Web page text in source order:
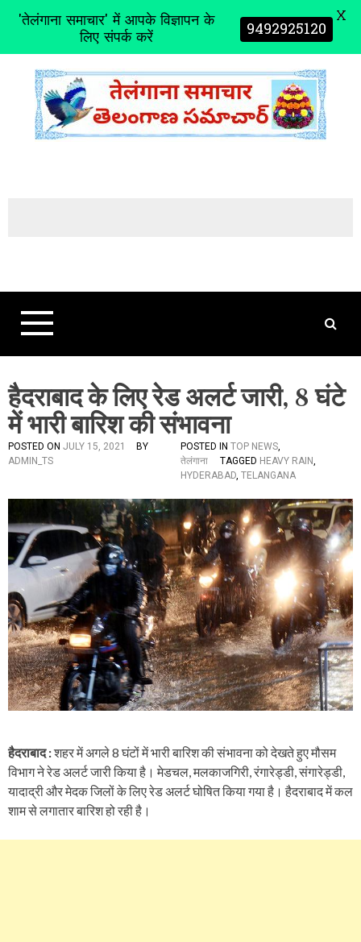
t
हैदराबाद के लिए रेड अलर्ट जारी, 8 घंटे
में भारी बारिश की संभावना
POSTED ON JULY 15, 2021
BY
ADMIN_TS
POSTED IN TOP NEWS,
तेलंगाना
TAGGED HEAVY RAIN,
HYDERABAD, TELANGANA
हैदराबाद :शहर में अगले 8 घंटों में भारी बारिश की संभावना को देखते हुए मौसम
विभाग ने रेड अलर्ट जारी किया है। मेडचल, मलकाजगिरी, रंगारेड्डी, संगारेड्डी,
यादाद्री और मेदक जिलों के लिए रेड अलर्ट घोषित किया गया है। हैदराबाद में कल
शाम से लगातार बारिश हो रही है।
'तेलंगाना समाचार' में आपके विज्ञापन के
लिए संपर्क करें 9492925120 X